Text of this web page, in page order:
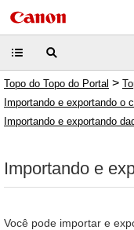
Topo do Topo do Portal >
Importando e exportando o
Importando e exportando
Importando e
Você pode importar e